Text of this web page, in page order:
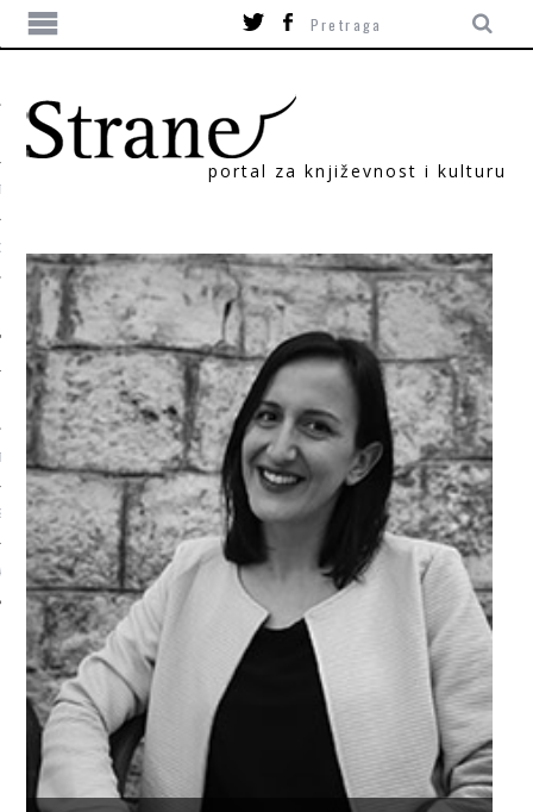
portal za književnost i kulturu